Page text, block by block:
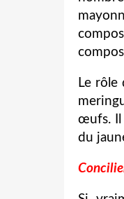
Le rôle
œufs. Il
du